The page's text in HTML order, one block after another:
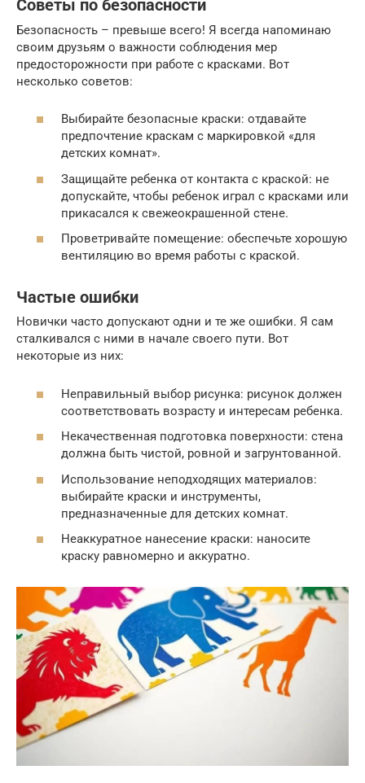
Советы по безопасности
Безопасность – превыше всего! Я всегда напоминаю
своим друзьям о важности соблюдения мер
предосторожности при работе с красками. Вот
несколько советов:
Выбирайте безопасные краски: отдавайте
предпочтение краскам с маркировкой «для
детских комнат».
Защищайте ребенка от контакта с краской: не
допускайте, чтобы ребенок играл с красками или
прикасался к свежеокрашенной стене.
Проветривайте помещение: обеспечьте хорошую
вентиляцию во время работы с краской.
Частые ошибки
Новички часто допускают одни и те же ошибки. Я сам
сталкивался с ними в начале своего пути. Вот
некоторые из них:
Неправильный выбор рисунка: рисунок должен
соответствовать возрасту и интересам ребенка.
Некачественная подготовка поверхности: стена
должна быть чистой, ровной и загрунтованной.
Использование неподходящих материалов:
выбирайте краски и инструменты,
предназначенные для детских комнат.
Неаккуратное нанесение краски: наносите
краску равномерно и аккуратно.